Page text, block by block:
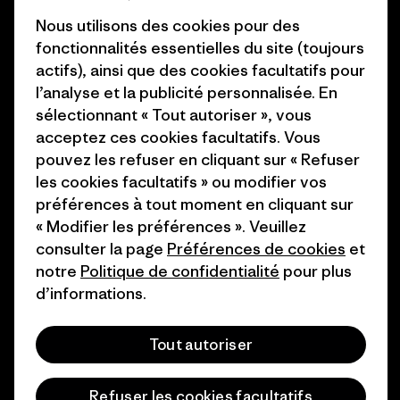
1% For The Planet
Comment nous
finançons
Nos magasins
Presse et media
Industry program
Programme d’affiliation
Patagonia Belgique Plan du
site
© 2026 Patagonia, Inc. All Rights Reserved.
français
Nous utilisons des cookies pour des
fonctionnalités essentielles du site (toujours
actifs), ainsi que des cookies facultatifs pour
l’analyse et la publicité personnalisée. En
sélectionnant « Tout autoriser », vous
acceptez ces cookies facultatifs. Vous
pouvez les refuser en cliquant sur « Refuser
les cookies facultatifs » ou modifier vos
préférences à tout moment en cliquant sur
« Modifier les préférences ». Veuillez
consulter la page Préférences de cookies et
notre Politique de confidentialité pour plus
d’informations.
Tout autoriser